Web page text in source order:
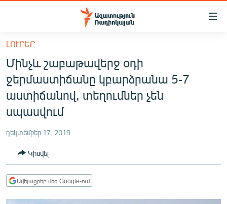
Մատչելիության
հիմնական
բովանդակությանը
Անցնել
հիմնական
մենյուին
Որոնում
ՀԱՅԱՍՏԱՆ
ՔԱՂԱՔԱԿԱՆ
ԸՆՏՐՈՒԹՅՈՒՆՆԵՐ 2026
ՏՆՏԵՍՈՒԹՅՈՒՆ
ՂԱՐԱԲԱՂ
ՊԱՏԵՐԱԶՄԻ 6 ՇԱԲԱԹՆԵՐԸ
ԼՈՒՐԵՐ
Մինչև շաբաթավերջ օդի
ջերմաստիճանը կբարձրանա 5-7
աստիճանով, տեղումներ չեն
սպասվում
դեկտեմբեր 17, 2019
Կիսվել
Ավելացրեք մեզ Google-ում